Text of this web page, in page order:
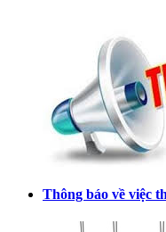
Thông báo về việc